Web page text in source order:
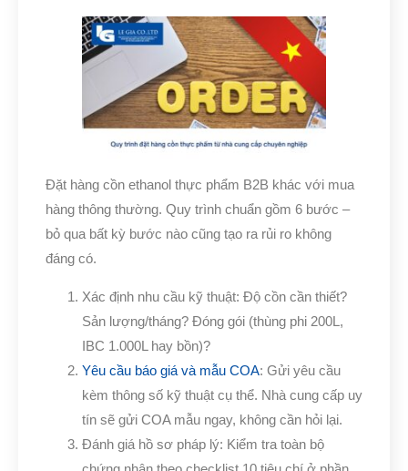
Đặt hàng cồn ethanol thực phẩm B2B khác với mua
hàng thông thường. Quy trình chuẩn gồm 6 bước –
bỏ qua bất kỳ bước nào cũng tạo ra rủi ro không
đáng có.
Xác định nhu cầu kỹ thuật: Độ cồn cần thiết?
Sản lượng/tháng? Đóng gói (thùng phi 200L,
IBC 1.000L hay bồn)?
Yêu cầu báo giá và mẫu COA: Gửi yêu cầu
kèm thông số kỹ thuật cụ thể. Nhà cung cấp uy
tín sẽ gửi COA mẫu ngay, không cần hỏi lại.
Đánh giá hồ sơ pháp lý: Kiểm tra toàn bộ